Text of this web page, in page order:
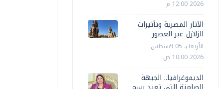
2026 12:00 م
الآثار المصرية وتأثيرات
الزلازل عبر العصور
الأربعاء، 05 اغسطس
2026 10:00 ص
الديموغرافيا.. الجبهة